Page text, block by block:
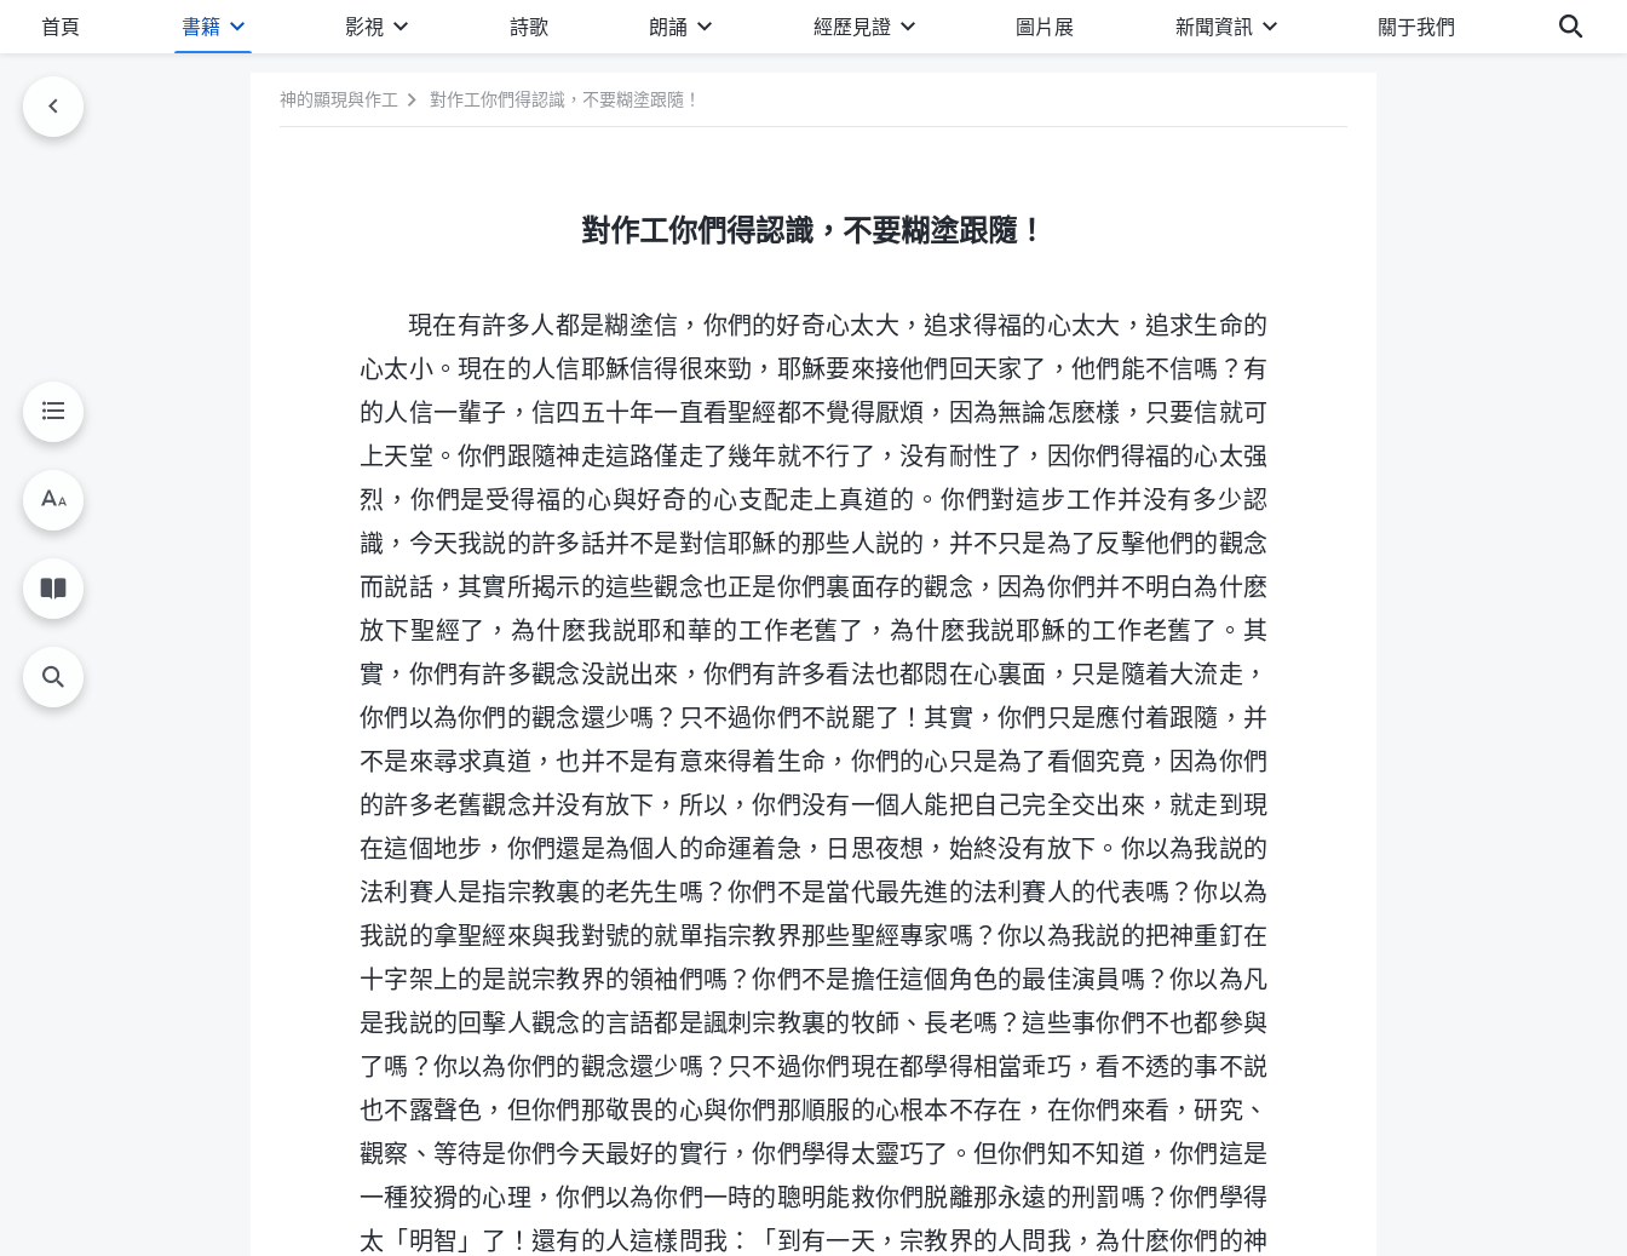
首頁 書籍 影視 詩歌 朗誦 經歷見證 圖片展 新聞資訊 關于我們
神的顯現與作工 對作工你們得認識，不要糊塗跟隨！
對作工你們得認識，不要糊塗跟隨！
現在有許多人都是糊塗信，你們的好奇心太大，追求得福的心太大，追求生命的
心太小。現在的人信耶穌信得很來勁，耶穌要來接他們回天家了，他們能不信嗎？有
的人信一輩子，信四五十年一直看聖經都不覺得厭煩，因為無論怎麽樣，只要信就可
上天堂。你們跟隨神走這路僅走了幾年就不行了，没有耐性了，因你們得福的心太强
烈，你們是受得福的心與好奇的心支配走上真道的。你們對這步工作并没有多少認
識，今天我説的許多話并不是對信耶穌的那些人説的，并不只是為了反擊他們的觀念
而説話，其實所揭示的這些觀念也正是你們裏面存的觀念，因為你們并不明白為什麽
放下聖經了，為什麽我説耶和華的工作老舊了，為什麽我説耶穌的工作老舊了。其
實，你們有許多觀念没説出來，你們有許多看法也都悶在心裏面，只是隨着大流走，
你們以為你們的觀念還少嗎？只不過你們不説罷了！其實，你們只是應付着跟隨，并
不是來尋求真道，也并不是有意來得着生命，你們的心只是為了看個究竟，因為你們
的許多老舊觀念并没有放下，所以，你們没有一個人能把自己完全交出來，就走到現
在這個地步，你們還是為個人的命運着急，日思夜想，始終没有放下。你以為我説的
法利賽人是指宗教裏的老先生嗎？你們不是當代最先進的法利賽人的代表嗎？你以為
我説的拿聖經來與我對號的就單指宗教界那些聖經專家嗎？你以為我説的把神重釘在
十字架上的是説宗教界的領袖們嗎？你們不是擔任這個角色的最佳演員嗎？你以為凡
是我説的回擊人觀念的言語都是諷刺宗教裏的牧師、長老嗎？這些事你們不也都參與
了嗎？你以為你們的觀念還少嗎？只不過你們現在都學得相當乖巧，看不透的事不説
也不露聲色，但你們那敬畏的心與你們那順服的心根本不存在，在你們來看，研究、
觀察、等待是你們今天最好的實行，你們學得太靈巧了。但你們知不知道，你們這是
一種狡猾的心理，你們以為你們一時的聰明能救你們脱離那永遠的刑罰嗎？你們學得
太「明智」了！還有的人這樣問我：「到有一天，宗教界的人問我，為什麽你們的神